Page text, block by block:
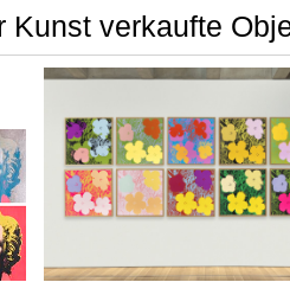
Kunst verkaufte